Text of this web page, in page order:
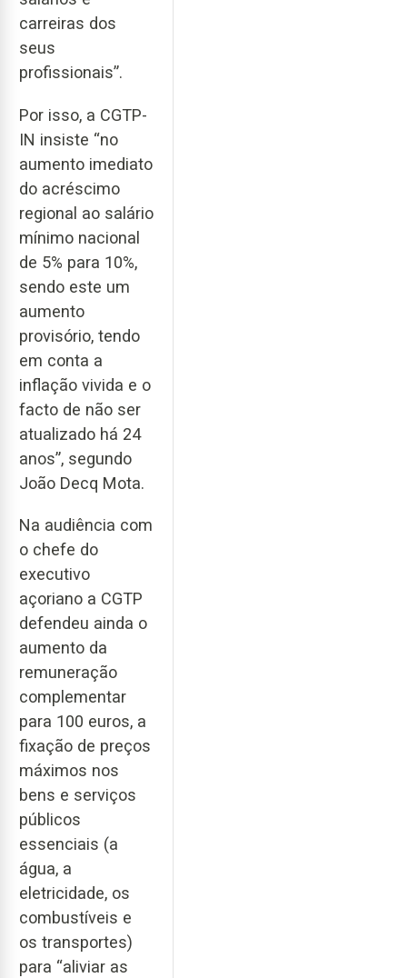
carreiras dos
seus
profissionais”.
Por isso, a CGTP-
IN insiste “no
aumento imediato
do acréscimo
regional ao salário
mínimo nacional
de 5% para 10%,
sendo este um
aumento
provisório, tendo
em conta a
inflação vivida e o
facto de não ser
atualizado há 24
anos”, segundo
João Decq Mota.
Na audiência com
o chefe do
executivo
açoriano a CGTP
defendeu ainda o
aumento da
remuneração
complementar
para 100 euros, a
fixação de preços
máximos nos
bens e serviços
públicos
essenciais (a
água, a
eletricidade, os
combustíveis e
os transportes)
para “aliviar as